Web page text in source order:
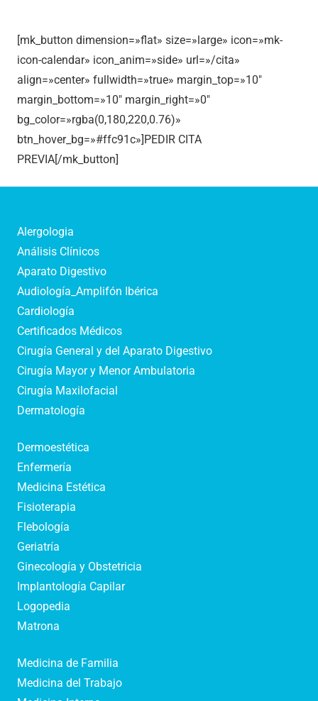
[mk_button dimension=»flat» size=»large» icon=»mk-
icon-calendar» icon_anim=»side» url=»/cita»
align=»center» fullwidth=»true» margin_top=»10″
margin_bottom=»10″ margin_right=»0″
bg_color=»rgba(0,180,220,0.76)»
btn_hover_bg=»#ffc91c»]PEDIR CITA
PREVIA[/mk_button]
Alergologia
Análisis Clínicos
Aparato Digestivo
Audiología_Amplifón Ibérica
Cardiología
Certificados Médicos
Cirugía General y del Aparato Digestivo
Cirugía Mayor y Menor Ambulatoria
Cirugía Maxilofacial
Dermatología
Dermoestética
Enfermería
Medicina Estética
Fisioterapia
Flebología
Geriatría
Ginecología y Obstetricia
Implantología Capilar
Logopedia
Matrona
Medicina de Familia
Medicina del Trabajo